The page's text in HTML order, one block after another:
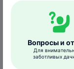
ontario.ca
Вопросы и
Для
заботливых